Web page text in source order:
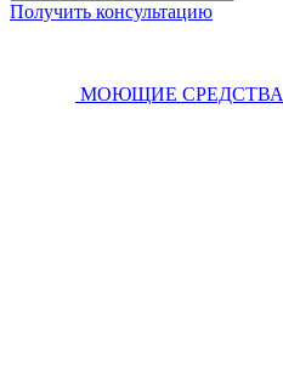
Получить консультацию
МОЮЩИЕ СРЕДСТВА